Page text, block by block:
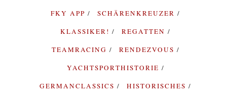
FKY APP
SCHÄRENKREUZER
KLASSIKER!
REGATTEN
TEAMRACING
RENDEZVOUS
YACHTSPORTHISTORIE
GERMANCLASSICS
HISTORISCHES